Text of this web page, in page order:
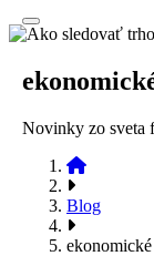
Novinky zo sveta
Blog